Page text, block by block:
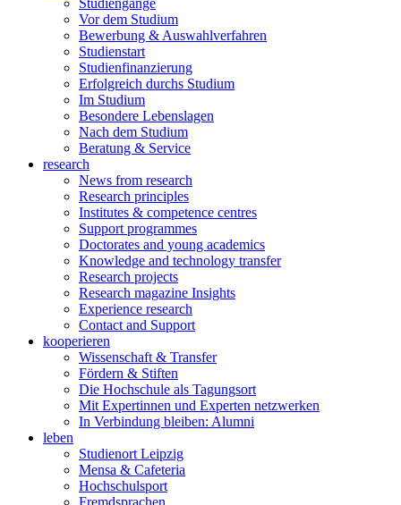
Studiengänge
Vor dem Studium
Bewerbung & Auswahlverfahren
Studienstart
Studienfinanzierung
Erfolgreich durchs Studium
Im Studium
Besondere Lebenslagen
Nach dem Studium
Beratung & Service
research
News from research
Research principles
Institutes & competence centres
Support programmes
Doctorates and young academics
Knowledge and technology transfer
Research projects
Research magazine Insights
Experience research
Contact and Support
kooperieren
Wissenschaft & Transfer
Fördern & Stiften
Die Hochschule als Tagungsort
Mit Expertinnen und Experten netzwerken
In Verbindung bleiben: Alumni
leben
Studienort Leipzig
Mensa & Cafeteria
Hochschulsport